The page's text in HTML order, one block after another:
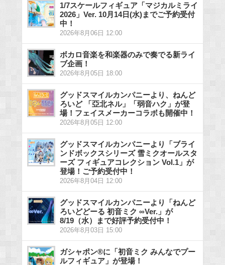
1/7スケールフィギュア「マジカルミライ
2026」Ver. 10月14日(水)までご予約受付
中！
2026年8月06日 12:00
ボカロ音楽を和楽器のみで奏でる新ライ
ブ企画！
2026年8月05日 18:00
グッドスマイルカンパニーより、ねんど
ろいど 「亞北ネル」「弱音ハク」が登
場！フェイスメーカーコラボも開催中！
2026年8月05日 12:00
グッドスマイルカンパニーより「ブライ
ンドボックスシリーズ 雪ミクオールスタ
ーズ フィギュアコレクション Vol.1」が
登場！ご予約受付中！
2026年8月04日 12:00
グッドスマイルカンパニーより「ねんど
ろいどどーる 初音ミク ∞Ver.」が
8/19（水）まで好評予約受付中！
2026年8月03日 15:00
ガシャポン®に「初音ミク みんなでプー
ルフィギュア」が登場！